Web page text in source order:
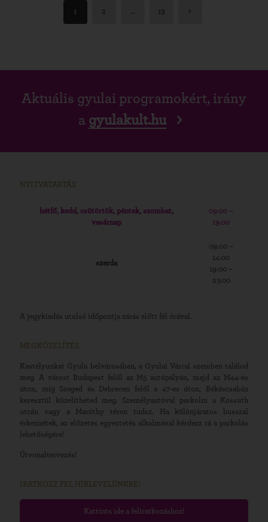
1 2 13
Aktuális gyulai programokért, irány
a gyulakult.hu
NYITVATARTÁS
hétfő, kedd, csütörtök, péntek, szombat,
vasárnap
09:00 –
19:00
szerda
09:00 –
14:00
19:00 –
23:00
A jegykiadás utolsó időpontja zárás előtt fél órával.
MEGKÖZELÍTÉS
Kastélyunkat Gyula belvárosában, a Gyulai Várral szemben találod
meg. A várost Budapest felől az M5 autópályán, majd az M44-es
úton, míg Szeged és Debrecen felől a 47-es úton, Békéscsabán
keresztül közelítheted meg. Személyautóval parkolni a Kossuth
utcán vagy a Maróthy téren tudsz. Ha különjáratos busszal
érkeznétek, az előzetes egyeztetés alkalmával kérdezz rá a parkolás
lehetőségére!
Útvonaltervezés!
IRATKOZZ FEL HÍRLEVELÜNKRE!
Kattints ide a feliratkozáshoz!